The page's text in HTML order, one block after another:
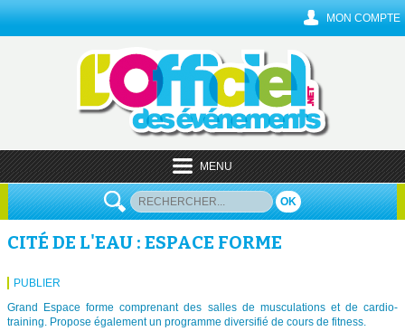
MON COMPTE
MENU
OK
CITÉ DE L'EAU : ESPACE FORME
PUBLIER
Grand Espace forme comprenant des salles de musculations et de cardio-
training. Propose également un programme diversifié de cours de fitness.